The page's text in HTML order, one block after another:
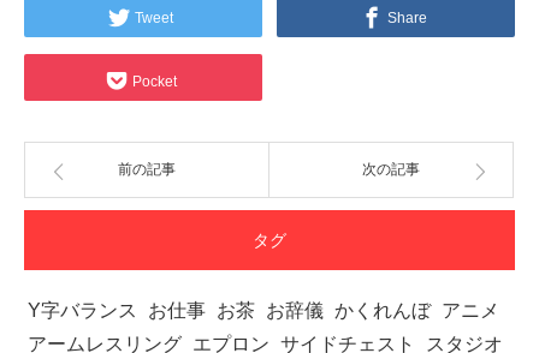
Tweet Share
Pocket
前の記事 次の記事
タグ
Y字バランス お仕事 お茶 お辞儀 かくれんぼ アニメ
アームレスリング エプロン サイドチェスト
スタジオ